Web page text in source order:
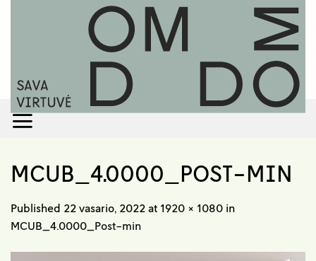
MCUB_4.0000_POST-MIN
Published 22 vasario, 2022 at 1920 × 1080 in
MCUB_4.0000_Post-min